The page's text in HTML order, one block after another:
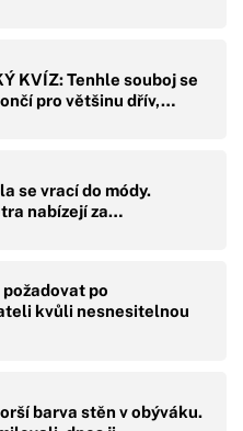
KVÍZ: Tenhle souboj se
pro většinu dřív,…
se vrací do módy.
nabízejí za…
po
kvůli nesnesitelnou
barva stěn v obýváku.